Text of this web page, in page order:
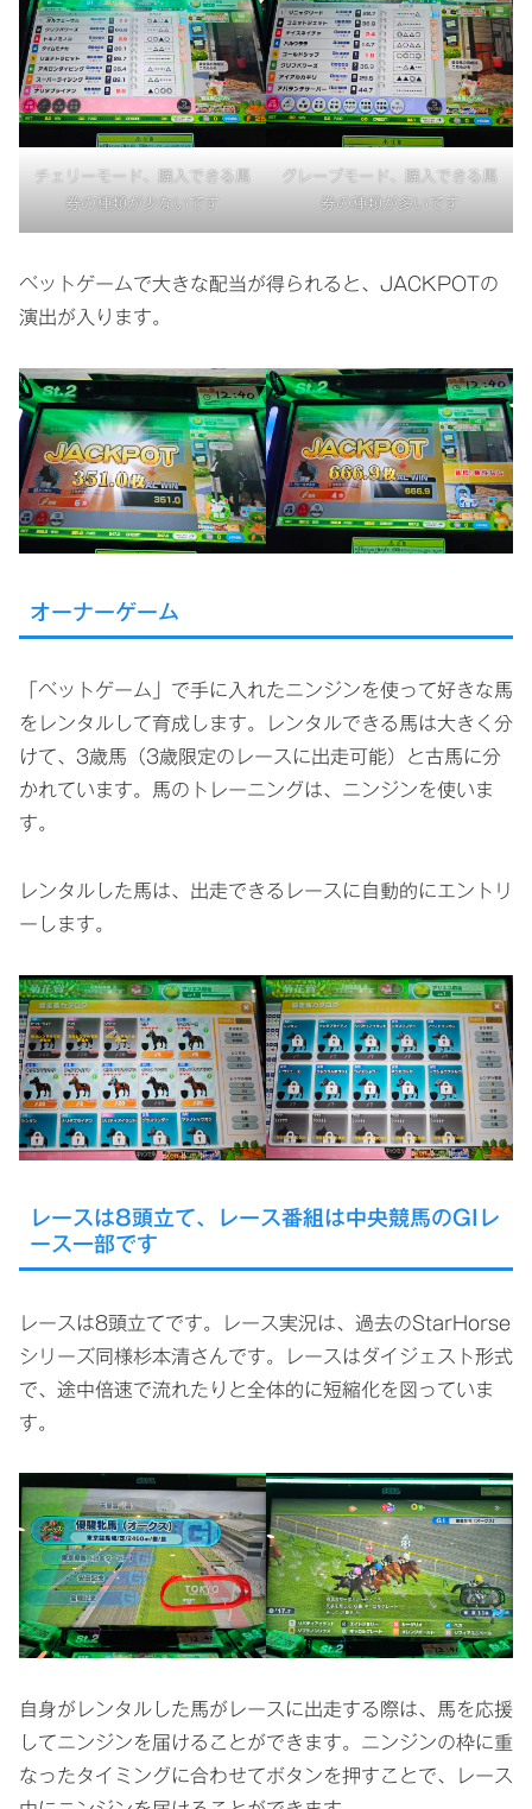
チェリーモード、購入できる馬
券の種類が少ないです
グレープモード、購入できる馬
券の種類が多いです
ベットゲームで大きな配当が得られると、JACKPOTの
演出が入ります。
オーナーゲーム
「ベットゲーム」で手に入れたニンジンを使って好きな馬
をレンタルして育成します。レンタルできる馬は大きく分
けて、3歳馬（3歳限定のレースに出走可能）と古馬に分
かれています。馬のトレーニングは、ニンジンを使いま
す。
レンタルした馬は、出走できるレースに自動的にエントリ
ーします。
レースは8頭立て、レース番組は中央競馬のGIレ
ース一部です
レースは8頭立てです。レース実況は、過去のStarHorse
シリーズ同様杉本清さんです。レースはダイジェスト形式
で、途中倍速で流れたりと全体的に短縮化を図っていま
す。
自身がレンタルした馬がレースに出走する際は、馬を応援
してニンジンを届けることができます。ニンジンの枠に重
なったタイミングに合わせてボタンを押すことで、レース